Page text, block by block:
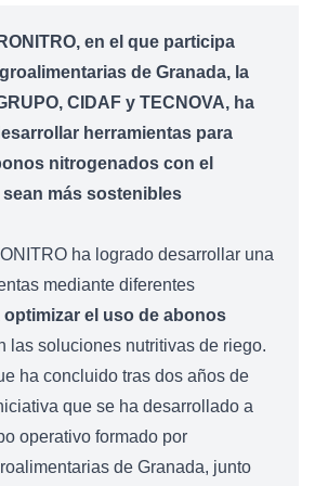
en el que participa
de Granada, la
CIDAF y TECNOVA, ha
herramientas para
nitrogenados con el
más sostenibles
ha logrado desarrollar una
mediante diferentes
optimizar el uso de abonos
las soluciones nutritivas de riego.
ha concluido tras dos años de
que se ha desarrollado a
operativo formado por
de Granada, junto